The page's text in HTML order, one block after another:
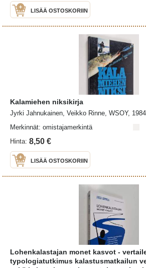
LISÄÄ OSTOSKORIIN
Kalamiehen niksikirja
Jyrki Jahnukainen, Veikko Rinne, WSOY, 1984
Merkinnät: omistajamerkintä
Hinta: 8,50 €
LISÄÄ OSTOSKORIIN
Lohenkalastajan monet kasvot -
typologiatutkimus kalastusmatkailun